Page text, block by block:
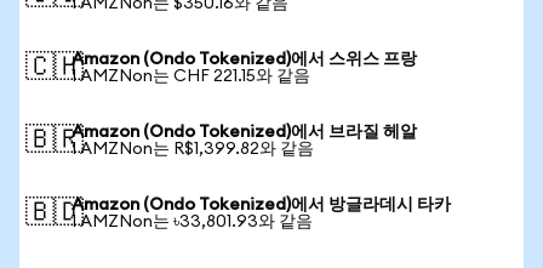
1 AMZNon는 $350.16와 같음
🇨🇭Amazon (Ondo Tokenized)에서 스위스 프랑
1 AMZNon는 CHF 221.15와 같음
🇧🇷Amazon (Ondo Tokenized)에서 브라질 헤알
1 AMZNon는 R$1,399.82와 같음
🇧🇩Amazon (Ondo Tokenized)에서 방글라데시 타카
1 AMZNon는 ৳33,801.93와 같음